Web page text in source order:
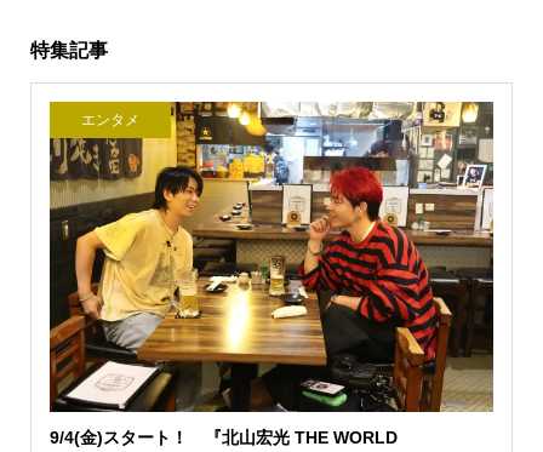
特集記事
エンタメ
9/4(金)スタート！ 『北山宏光 THE WORLD